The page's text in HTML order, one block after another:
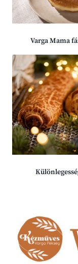
Varga Mama